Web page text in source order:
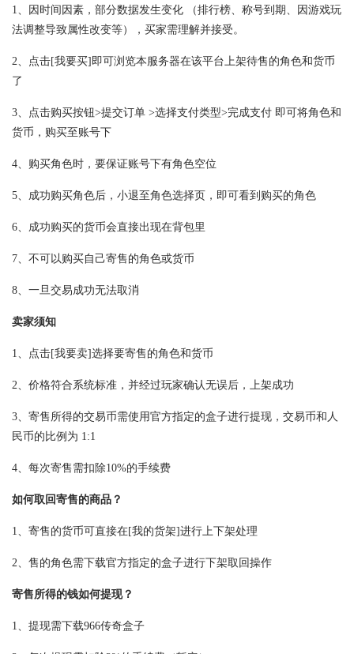
1、因时间因素，部分数据发生变化 （排行榜、称号到期、因游戏玩
法调整导致属性改变等），买家需理解并接受。
2、点击[我要买]即可浏览本服务器在该平台上架待售的角色和货币
了
3、点击购买按钮>提交订单 >选择支付类型>完成支付 即可将角色和
货币，购买至账号下
4、购买角色时，要保证账号下有角色空位
5、成功购买角色后，小退至角色选择页，即可看到购买的角色
6、成功购买的货币会直接出现在背包里
7、不可以购买自己寄售的角色或货币
8、一旦交易成功无法取消
卖家须知
1、点击[我要卖]选择要寄售的角色和货币
2、价格符合系统标准，并经过玩家确认无误后，上架成功
3、寄售所得的交易币需使用官方指定的盒子进行提现，交易币和人
民币的比例为 1:1
4、每次寄售需扣除10%的手续费
如何取回寄售的商品？
1、寄售的货币可直接在[我的货架]进行上下架处理
2、售的角色需下载官方指定的盒子进行下架取回操作
寄售所得的钱如何提现？
1、提现需下载966传奇盒子